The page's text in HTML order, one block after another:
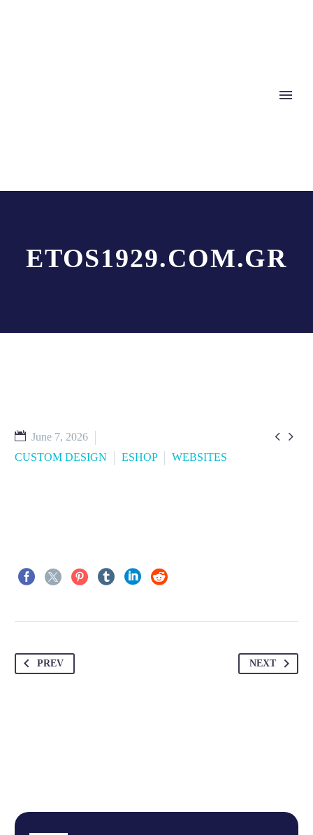
ETOS1929.COM.GR
 
June 7, 2026
CUSTOM DESIGN
ESHOP WEBSITES
PREV NEXT